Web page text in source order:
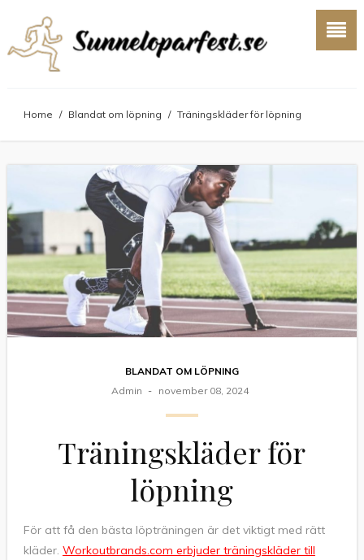
Home / Blandat om löpning / Träningskläder för löpning
BLANDAT OM LÖPNING
Admin
november 08, 2024
Träningskläder för
löpning
För att få den bästa löpträningen är det viktigt med rätt
kläder. Workoutbrands.com erbjuder träningskläder till